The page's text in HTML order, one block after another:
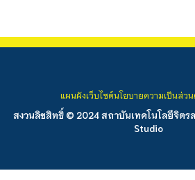
สงวนลิขสิทธิ์ © 2024 สถาบันเทคโนโลยีจิตรล
Studio
แผนผังเว็บไซต์นโยบายความเป็นส่ว